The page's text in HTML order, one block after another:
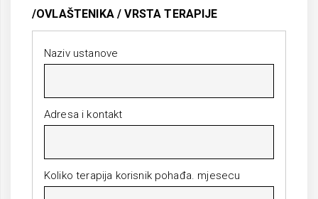
/OVLAŠTENIKA / VRSTA TERAPIJE